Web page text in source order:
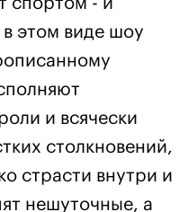
спортом - и
в этом виде шоу
и всячески
столкновений,
страсти внутри и
нешуточные, а